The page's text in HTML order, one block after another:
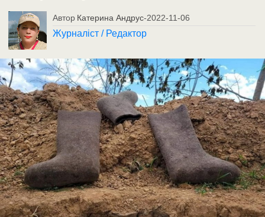
Автор Катерина Андрус-2022-11-06
Журналіст / Редактор